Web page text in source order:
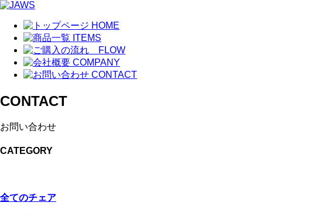
CONTACT
お問い合わせ
CATEGORY
全てのチェア